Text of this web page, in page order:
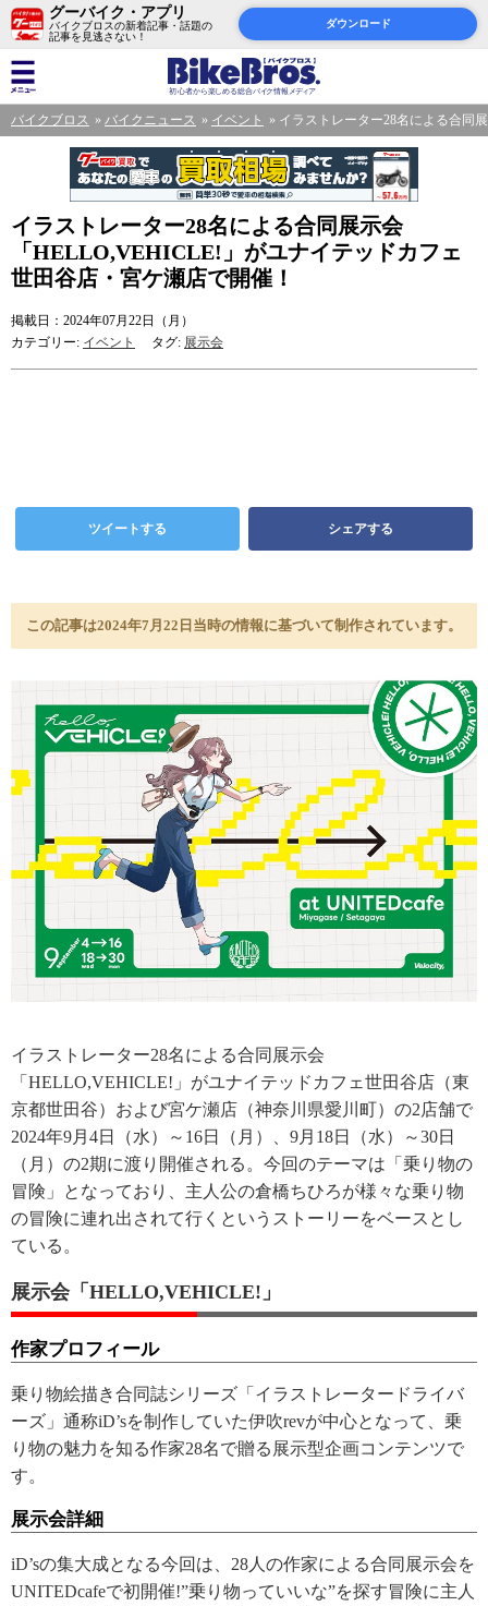
グーバイク・アプリ
バイクブロスの新着記事・話題の
記事を見逃さない！
ダウンロード
バイクブロス バイクニュース イベント イラストレーター28名による合同
イラストレーター28名による合同展示会
「HELLO,VEHICLE!」がユナイテッドカフェ
世田谷店・宮ケ瀬店で開催！
掲載日：2024年07月22日（月）
カテゴリー: イベント タグ: 展示会
ツイートする シェアする
この記事は2024年7月22日当時の情報に基づいて制作されています。
イラストレーター28名による合同展示会
「HELLO,VEHICLE!」がユナイテッドカフェ世田谷店（東
京都世田谷）および宮ケ瀬店（神奈川県愛川町）の2店舗で
2024年9月4日（水）～16日（月）、9月18日（水）～30日
（月）の2期に渡り開催される。今回のテーマは「乗り物の
冒険」となっており、主人公の倉橋ちひろが様々な乗り物
の冒険に連れ出されて行くというストーリーをベースとし
ている。
展示会「HELLO,VEHICLE!」
作家プロフィール
乗り物絵描き合同誌シリーズ「イラストレータードライバ
ーズ」通称iD’sを制作していた伊吹revが中心となって、乗
り物の魅力を知る作家28名で贈る展示型企画コンテンツで
す。
展示会詳細
iD’sの集大成となる今回は、28人の作家による合同展示会を
UNITEDcafeで初開催!”乗り物っていいな”を探す冒険に主人